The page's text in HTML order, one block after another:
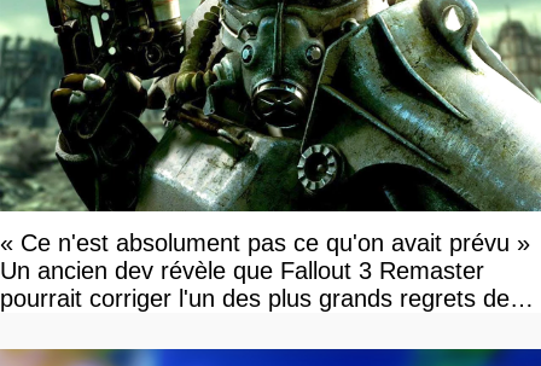
« Ce n'est absolument pas ce qu'on avait prévu »
Un ancien dev révèle que Fallout 3 Remaster
pourrait corriger l'un des plus grands regrets de